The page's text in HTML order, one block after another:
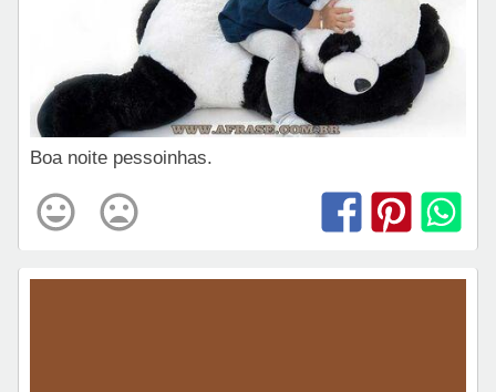
Boa noite pessoinhas.